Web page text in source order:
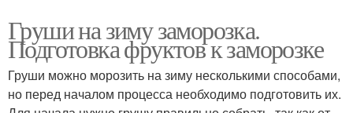
Груши на зиму заморозка.
Подготовка фруктов к заморозке
Груши можно морозить на зиму несколькими способами,
но перед началом процесса необходимо подготовить их.